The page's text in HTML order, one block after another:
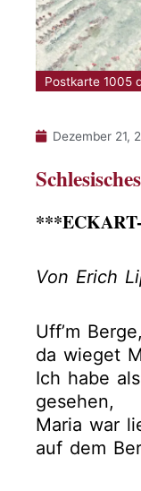
Postkarte 1005
Dezember 21,
Von Erich
Uff’m
da wieget
Ich habe
gesehen,
Maria war
auf dem